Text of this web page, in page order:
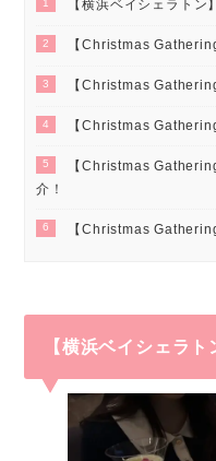
【横浜ベイシェラト
2 【Christmas
3 【Christmas
4 【Christmas
5
【Christmas
介！
6 【Christmas
【横浜ベイシェラ